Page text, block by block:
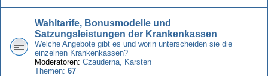
Wahltarife, Bonusmodelle und
Satzungsleistungen der Krankenkassen
Welche Angebote gibt es und worin unterscheiden sie die
einzelnen Krankenkassen?
Moderatoren: Czauderna, Karsten
Themen: 67